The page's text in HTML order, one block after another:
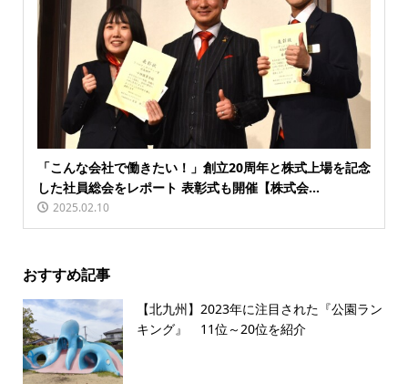
「こんな会社で働きたい！」創立20周年と株式上場を記念
した社員総会をレポート 表彰式も開催【株式会...
2025.02.10
おすすめ記事
【北九州】2023年に注目された『公園ラン
キング』 11位～20位を紹介